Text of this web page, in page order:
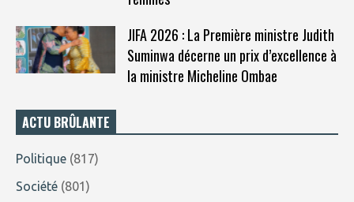
JIFA 2026 : La Première ministre Judith
Suminwa décerne un prix d’excellence à
la ministre Micheline Ombae
ACTU BRÛLANTE
Politique (817)
Société (801)